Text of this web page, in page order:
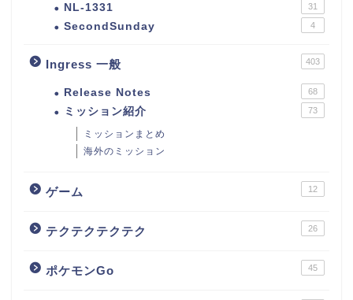
NL-1331 31
SecondSunday 4
Ingress 一般 403
Release Notes 68
ミッション紹介 73
ミッションまとめ
海外のミッション
ゲーム 12
テクテクテクテク 26
ポケモンGo 45